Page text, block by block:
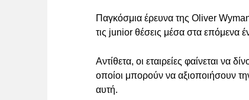
Παγκόσμια έρευνα της Oliver
τις junior θέσεις μέσα στα επόμενα
Αντίθετα, οι εταιρείες φαίνεται να
οποίοι μπορούν να αξιοποιήσουν
αυτή.